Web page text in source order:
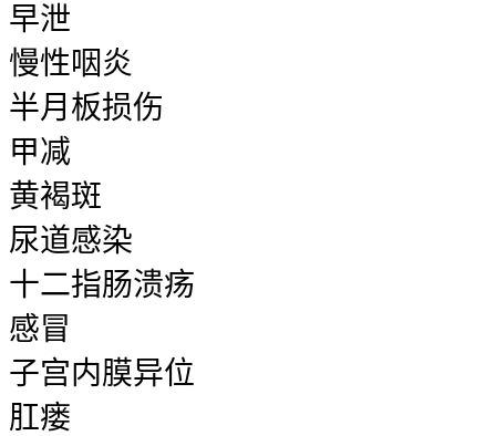
早泄
慢性咽炎
半月板损伤
甲减
黄褐斑
尿道感染
十二指肠溃疡
感冒
子宫内膜异位
肛瘘